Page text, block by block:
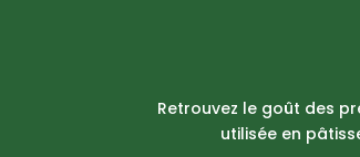
Retrouvez le goût des
utilisée en